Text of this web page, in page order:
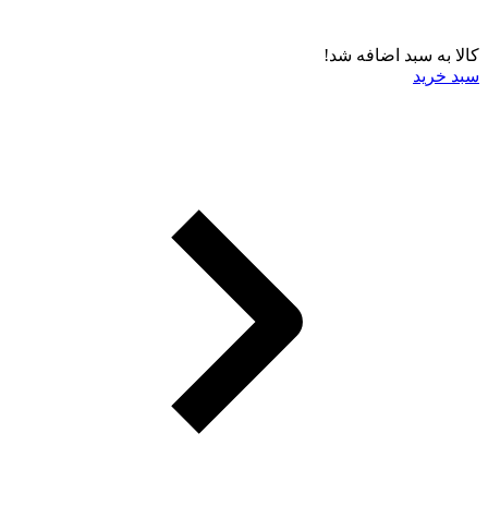
کالا به سبد اضافه شد!
سبد خرید